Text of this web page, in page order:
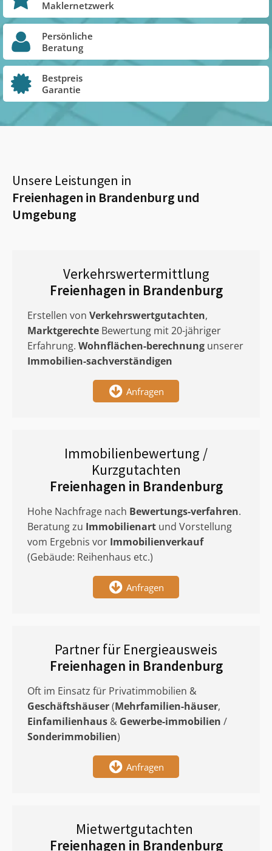
Maklernetzwerk
Persönliche
Beratung
Bestpreis
Garantie
Unsere Leistungen in
Freienhagen in Brandenburg und
Umgebung
Verkehrswertermittlung
Freienhagen in Brandenburg
Erstellen von Verkehrswertgutachten,
Marktgerechte Bewertung mit 20-jähriger
Erfahrung. Wohnflächen-berechnung unserer
Immobilien-sachverständigen
Anfragen
Immobilienbewertung /
Kurzgutachten
Freienhagen in Brandenburg
Hohe Nachfrage nach Bewertungs-verfahren.
Beratung zu Immobilienart und Vorstellung
vom Ergebnis vor Immobilienverkauf
(Gebäude: Reihenhaus etc.)
Anfragen
Partner für Energieausweis
Freienhagen in Brandenburg
Oft im Einsatz für Privatimmobilien &
Geschäftshäuser(Mehrfamilien-häuser,
Einfamilienhaus & Gewerbe-immobilien /
Sonderimmobilien)
Anfragen
Mietwertgutachten
Freienhagen in Brandenburg